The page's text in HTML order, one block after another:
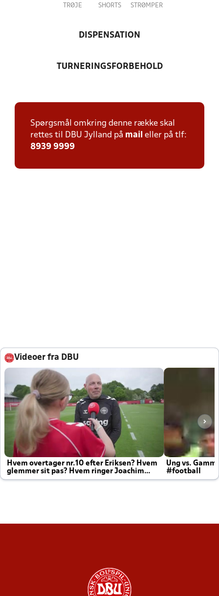
TRØJE SHORTS STRØMPER
DISPENSATION
TURNERINGSFORBEHOLD
Spørgsmål omkring denne række skal
rettes til DBU Jylland på mail eller på tlf:
8939 9999
Videoer fra DBU
Hvem overtager nr.10 efter Eriksen? Hvem
glemmer sit pas? Hvem ringer Joachim
altid til efter kampe?
Ung vs.
#football